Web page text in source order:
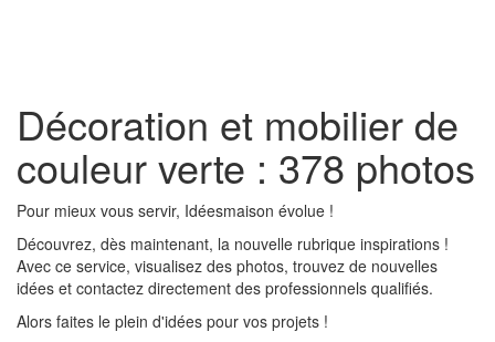
Décoration et mobilier de
couleur verte : 378 photos
Pour mieux vous servir, Idéesmaison évolue !
Découvrez, dès maintenant, la nouvelle rubrique inspirations !
Avec ce service, visualisez des photos, trouvez de nouvelles
idées et contactez directement des professionnels qualifiés.
Alors faites le plein d'idées pour vos projets !